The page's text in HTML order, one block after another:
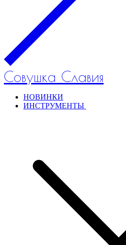
Совушка Славия
НОВИНКИ
ИНСТРУМЕНТЫ